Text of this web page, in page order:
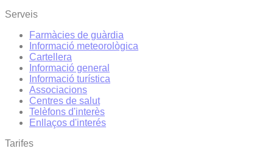
Serveis
Farmàcies de guàrdia
Informació meteorològica
Cartellera
Informació general
Informació turística
Associacions
Centres de salut
Telèfons d'interès
Enllaços d'interés
Tarifes